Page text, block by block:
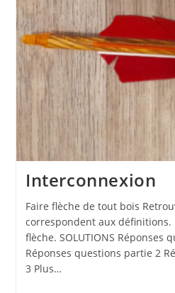
Interconnexion
Faire flèche de tout bois
correspondent aux définitions.
flèche. SOLUTIONS Réponses
Réponses questions partie 2
3 Plus…